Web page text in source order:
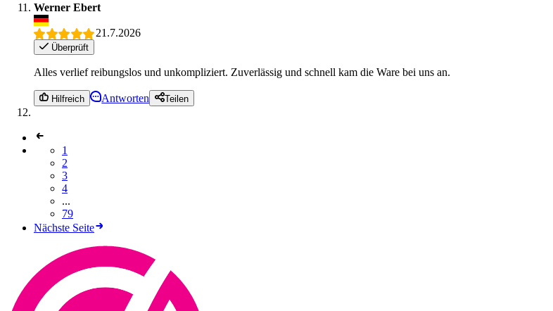
Werner Ebert
21.7.2026
Überprüft
Alles verlief reibungslos und unkompliziert. Zuverlässig und schnell kam die Ware bei uns an.
Hilfreich Antworten Teilen
1
2
3
4
...
79
Nächste Seite